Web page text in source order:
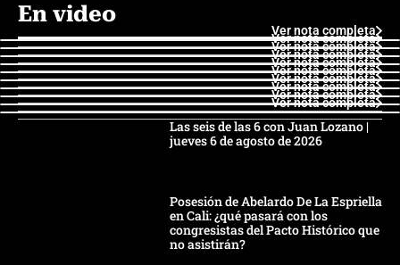
En video
Ver nota completa
Ver nota completa
Ver nota completa
Ver nota completa
Ver nota completa
Ver nota completa
Ver nota completa
Ver nota completa
Ver nota completa
Ver nota completa
Las seis de las 6 con Juan Lozano |
jueves 6 de agosto de 2026
Posesión de Abelardo De La Espriella
en Cali: ¿qué pasará con los
congresistas del Pacto Histórico que
no asistirán?